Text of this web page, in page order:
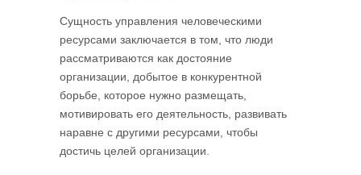
Сущность управления человеческими
ресурсами заключается в том, что люди
рассматриваются как достояние
организации, добытое в конкурентной
борьбе, которое нужно размещать,
мотивировать его деятельность, развивать
наравне с другими ресурсами, чтобы
достичь целей организации.